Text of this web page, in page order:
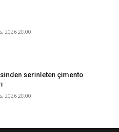
2026 20:00
serinleten çimento
2026 20:00